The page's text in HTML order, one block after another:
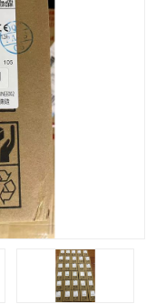
开关
斯触摸屏
限位开关